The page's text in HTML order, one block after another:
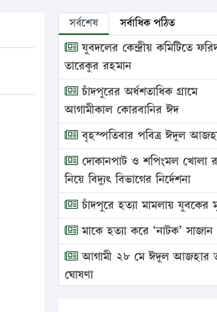
সর্বশেষ সর্বাধিক পঠিত
যুবদলের কেন্দ্রীয় কমিটিতে
তারেকুর রহমান
চাঁদপুরের অর্ধশতাধিক গ্রামে
আগামীকাল কোরবানির ঈদ
বৃহস্পতিবার পবিত্র ঈদুল
দোকানপাট ও শপিংমল খোলা
নিয়ে বিদ্যুৎ বিভাগের নির্দেশনা
চাঁদপুরে হত্যা মামলায় যুবকের
মাকে হত্যা করে ‘নাটক’ সাজান
আগামী ২৮ মে ঈদুল আজহার
ঘোষণা